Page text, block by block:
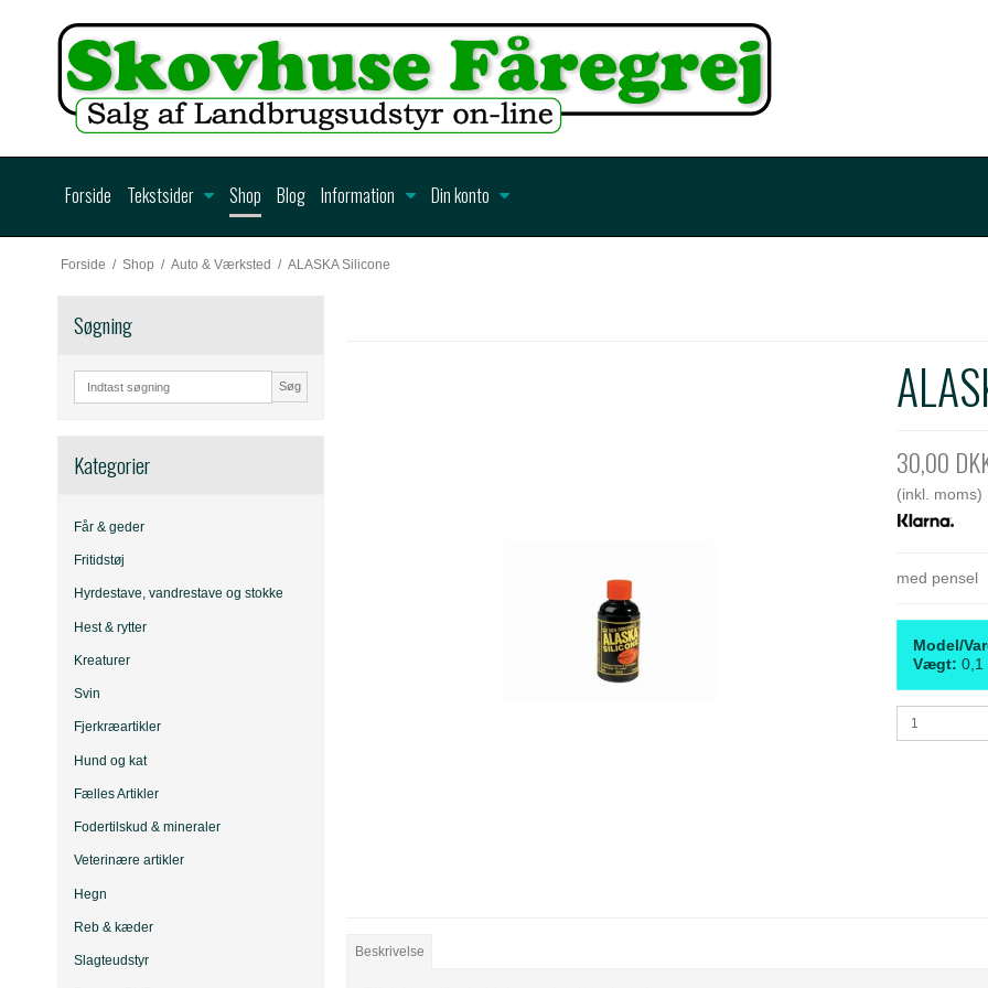
Forside Tekstsider Shop Blog Information Din konto
Forside / Shop / Auto & Værksted / ALASKA Silicone
Søgning
Søg
Kategorier
Får & geder
Fritidstøj
Hyrdestave, vandrestave og stokke
Hest & rytter
Kreaturer
Svin
Fjerkræartikler
Hund og kat
Fælles Artikler
Fodertilskud & mineraler
Veterinære artikler
Hegn
Reb & kæder
Slagteudstyr
30,00
(inkl. moms)
med pensel
Model/
Vægt: 0,1
Beskrivelse